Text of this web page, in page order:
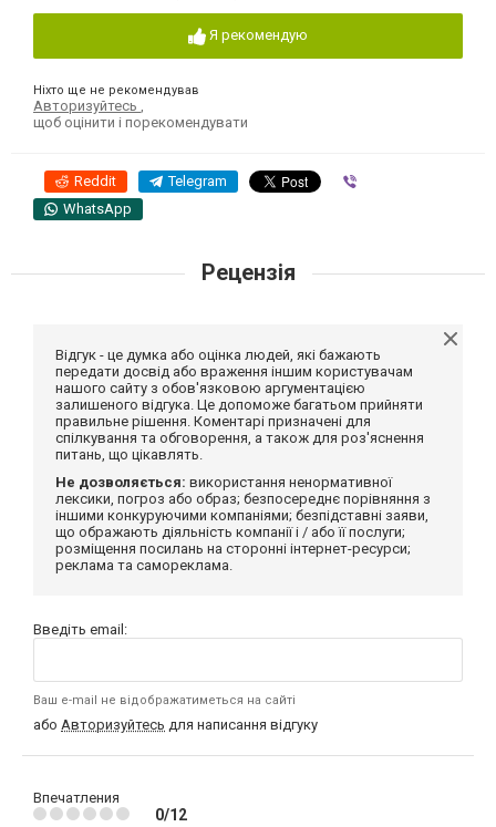
Я рекомендую
Ніхто ще не рекомендував
Авторизуйтесь
щоб оцінити і порекомендувати
Reddit Telegram
WhatsApp
Рецензія
Відгук - це думка або оцінка людей, які бажають
передати досвід або враження іншим користувачам
нашого сайту з обов'язковою аргументацією
залишеного відгука. Це допоможе багатьом прийняти
правильне рішення. Коментарі призначені для
спілкування та обговорення, а також для роз'яснення
питань, що цікавлять.
Не дозволяється: використання ненормативної
лексики, погроз або образ; безпосереднє порівняння з
іншими конкуруючими компаніями; безпідставні заяви,
що ображають діяльність компанії і / або її послуги;
розміщення посилань на сторонні інтернет-ресурси;
реклама та самореклама.
Введіть email:
Ваш e-mail не відображатиметься на сайті
або Авторизуйтесь для написання відгуку
Впечатления
0/12